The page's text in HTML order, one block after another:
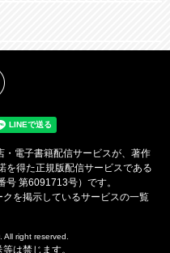
・電子書籍配信サービスが、著作
を得た正規版配信サービスである
号 第6091713号）です。
を掲示しているサービスの一覧
All right reserved.
は禁じます。